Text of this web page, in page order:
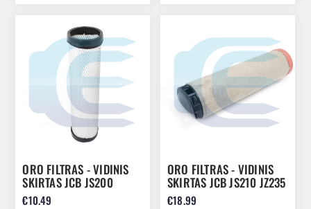
ORO FILTRAS - VIDINIS
SKIRTAS JCB JS200
JS260 32/912902
€10.49
ORO FILTRAS - VIDINIS
SKIRTAS JCB JS210 JZ235
422 580/12021
€18.99